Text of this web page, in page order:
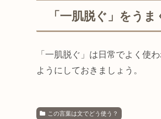
「一肌脱ぐ」をうま
「一肌脱ぐ」は日常でよく使
ようにしておきましょう。
この言葉は文でどう使う？